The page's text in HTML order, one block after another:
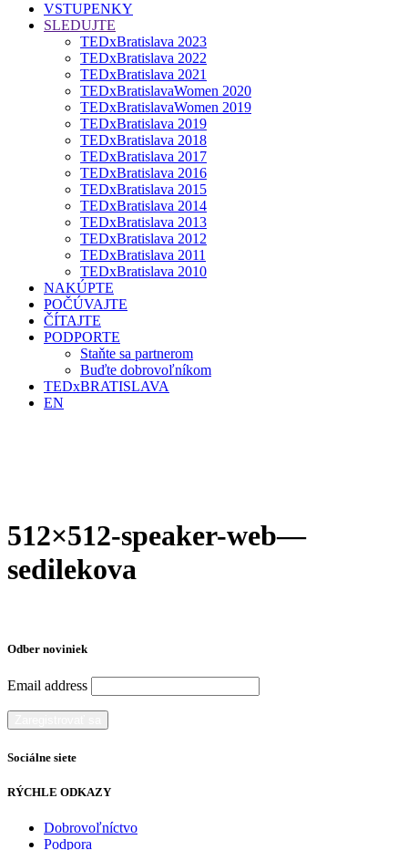
VSTUPENKY
SLEDUJTE
TEDxBratislava 2023
TEDxBratislava 2022
TEDxBratislava 2021
TEDxBratislavaWomen 2020
TEDxBratislavaWomen 2019
TEDxBratislava 2019
TEDxBratislava 2018
TEDxBratislava 2017
TEDxBratislava 2016
TEDxBratislava 2015
TEDxBratislava 2014
TEDxBratislava 2013
TEDxBratislava 2012
TEDxBratislava 2011
TEDxBratislava 2010
NAKÚPTE
POČÚVAJTE
ČÍTAJTE
PODPORTE
Staňte sa partnerom
Buďte dobrovoľníkom
TEDxBRATISLAVA
EN
512×512-speaker-web—
sedilekova
Odber noviniek
Email address
Sociálne siete
RÝCHLE ODKAZY
Dobrovoľníctvo
Podpora